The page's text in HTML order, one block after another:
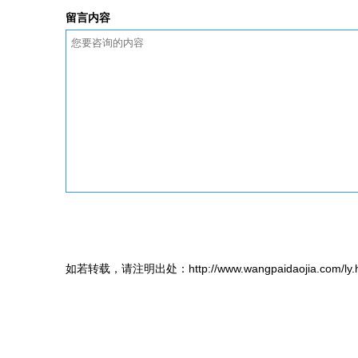
留言内容
如若转载，请注明出处：http://www.wangpaidaojia.com/